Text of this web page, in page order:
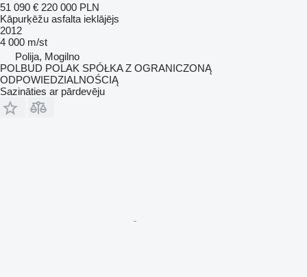
51 090 € 220 000 PLN
Kāpurķēžu asfalta ieklājējs
2012
4 000 m/st
Polija, Mogilno
POLBUD POLAK SPÓŁKA Z OGRANICZONĄ
ODPOWIEDZIALNOŚCIĄ
Sazināties ar pārdevēju